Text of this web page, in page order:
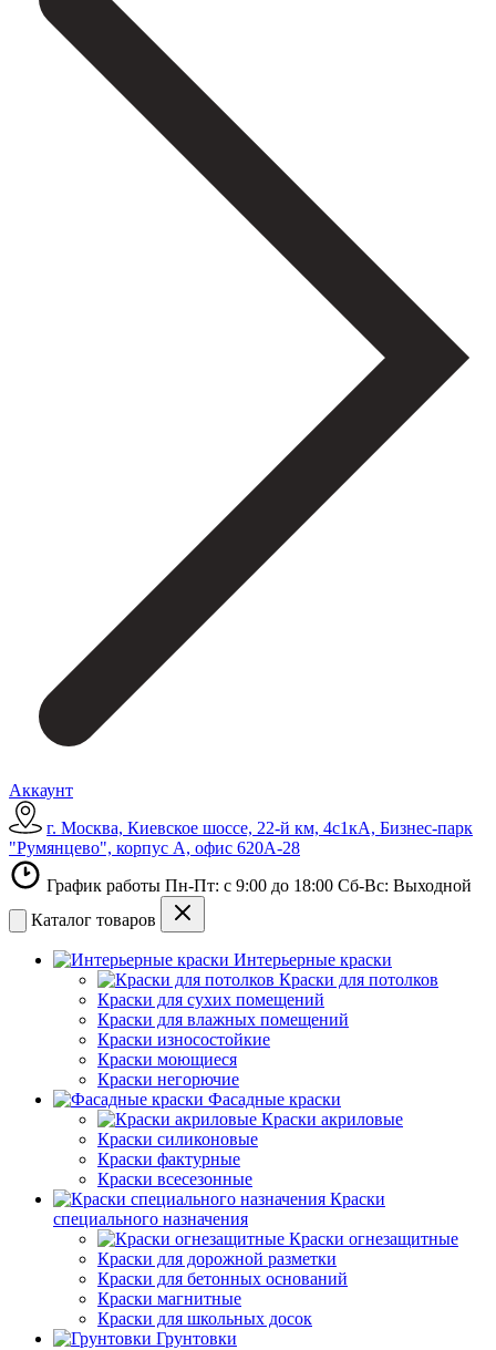
Аккаунт
г. Москва, Киевское шоссе, 22-й км, 4с1кА, Бизнес-парк
"Румянцево", корпус А, офис 620А-28
График работы Пн-Пт: с 9:00 до 18:00 Сб-Вс: Выходной
Каталог товаров
Интерьерные краски
Краски для потолков
Краски для сухих помещений
Краски для влажных помещений
Краски износостойкие
Краски моющиеся
Краски негорючие
Фасадные краски
Краски акриловые
Краски силиконовые
Краски фактурные
Краски всесезонные
Краски
специального назначения
Краски огнезащитные
Краски для дорожной разметки
Краски для бетонных оснований
Краски магнитные
Краски для школьных досок
Грунтовки